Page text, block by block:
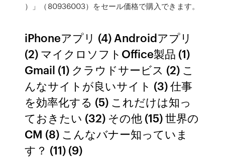
）」（80936003）をセール価格で購入できます。
iPhoneアプリ (4) Androidアプリ
(2) マイクロソフトOffice製品 (1)
Gmail (1) クラウドサービス (2) こ
んなサイトが良いサイト (3) 仕事
を効率化する (5) これだけは知っ
ておきたい (32) その他 (15) 世界の
CM (8) こんなバナー知っていま
す？ (11) (9)